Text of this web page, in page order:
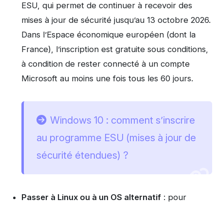
ESU, qui permet de continuer à recevoir des
mises à jour de sécurité jusqu’au 13 octobre 2026.
Dans l’Espace économique européen (dont la
France), l’inscription est gratuite sous conditions,
à condition de rester connecté à un compte
Microsoft au moins une fois tous les 60 jours.
Windows 10 : comment s’inscrire
au programme ESU (mises à jour de
sécurité étendues) ?
Passer à Linux ou à un OS alternatif : pour